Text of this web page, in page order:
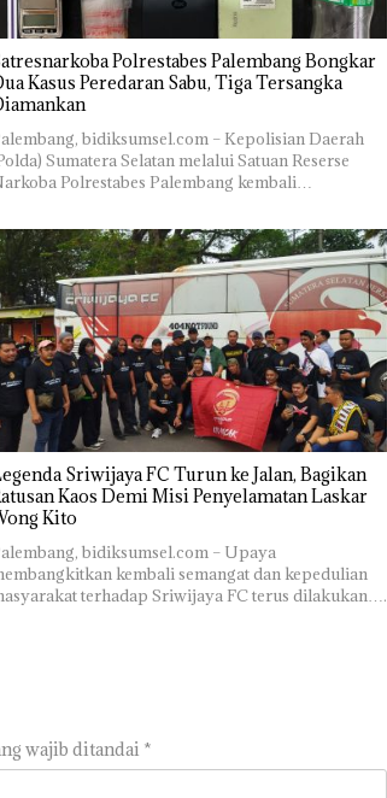
Polrestabes Palembang Bongkar
Kasus Peredaran Sabu, Tiga Tersangka
bidiksumsel.com – Kepolisian Daerah
Sumatera Selatan melalui Satuan Reserse
Polrestabes Palembang kembali…
Sriwijaya FC Turun ke Jalan, Bagikan
Kaos Demi Misi Penyelamatan Laskar
Kito
bidiksumsel.com – Upaya
kembali semangat dan kepedulian
terhadap Sriwijaya FC terus dilakukan….
wajib ditandai *